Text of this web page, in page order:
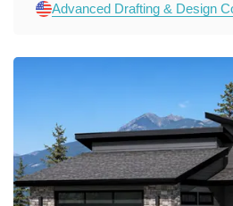
Advanced Drafting & Design